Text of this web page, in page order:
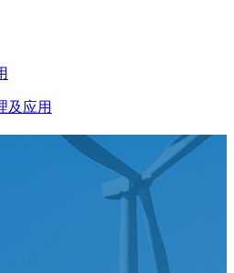
及应用